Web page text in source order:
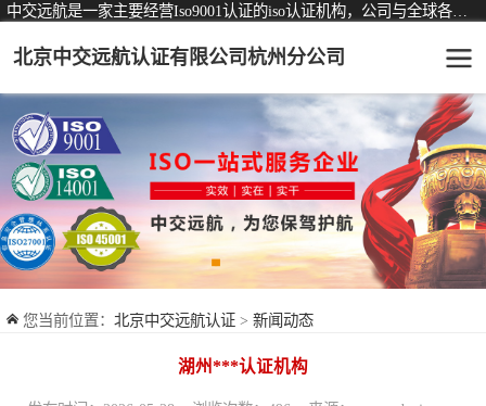
北京中交远航认证有限公司杭州分公司
您当前位置： 北京中交远航认证 > 新闻动态
湖州***认证机构
认证服务 可从事认证业务一览表
ISO9001质量管理体系认证
ISO14001环境管理体系认证
ISO45001职业健康安全管理体系认证
交通运输服务认证
ISO27001信息安全管理体系认证